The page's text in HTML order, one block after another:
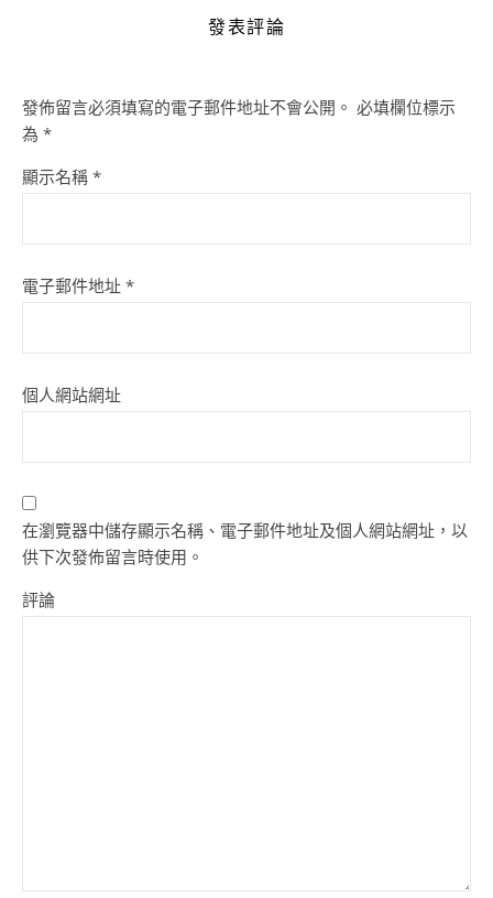
發表評論
發佈留言必須填寫的電子郵件地址不會公開。 必填欄位標示
為 *
顯示名稱 *
電子郵件地址 *
個人網站網址
在瀏覽器中儲存顯示名稱、電子郵件地址及個人網站網址，以
供下次發佈留言時使用。
評論